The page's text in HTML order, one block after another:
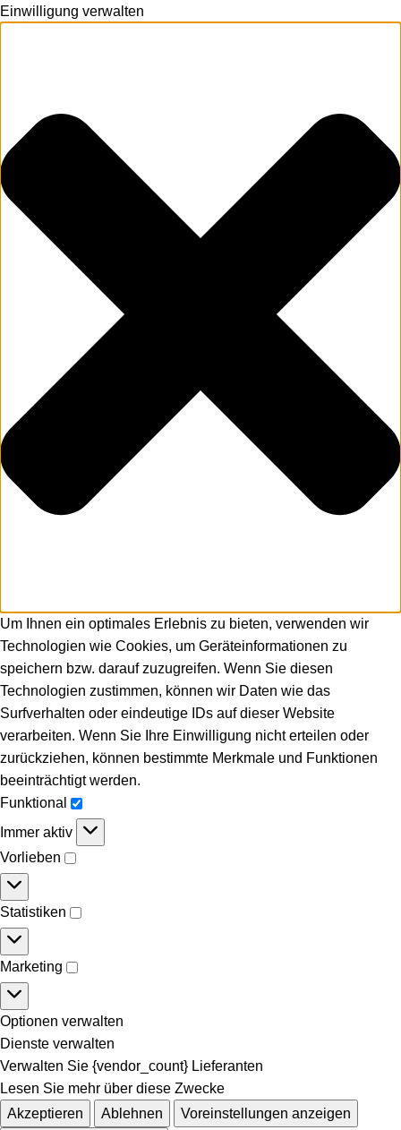
Einwilligung verwalten
Um Ihnen ein optimales Erlebnis zu bieten, verwenden wir
Technologien wie Cookies, um Geräteinformationen zu
speichern bzw. darauf zuzugreifen. Wenn Sie diesen
Technologien zustimmen, können wir Daten wie das
Surfverhalten oder eindeutige IDs auf dieser Website
verarbeiten. Wenn Sie Ihre Einwilligung nicht erteilen oder
zurückziehen, können bestimmte Merkmale und Funktionen
beeinträchtigt werden.
Funktional
Immer aktiv
Vorlieben
Statistiken
Marketing
Optionen verwalten
Dienste verwalten
Verwalten Sie {vendor_count} Lieferanten
Lesen Sie mehr über diese Zwecke
Akzeptieren
Ablehnen
Voreinstellungen anzeigen